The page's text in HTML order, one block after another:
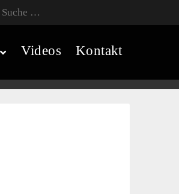
Videos Kontakt